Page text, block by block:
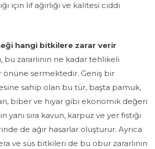
için lif ağırlığı ve kalitesi ciddi
hangi bitkilere zarar verir
bu zararlının ne kadar tehlikeli
önüne sermektedir. Geniş bir
sahip olan bu tür, başta pamuk,
biber ve hıyar gibi ekonomik değeri
yanı sıra kavun, karpuz ve yer fıstığı
de ağır hasarlar oluşturur. Ayrıca
ve süs bitkileri de bu obur zararlının